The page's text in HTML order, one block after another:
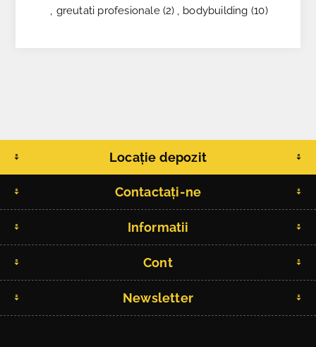
, greutati profesionale (2) , bodybuilding (10)
Locație depozit
Contactați-ne
Informatii
Cont
Newsletter